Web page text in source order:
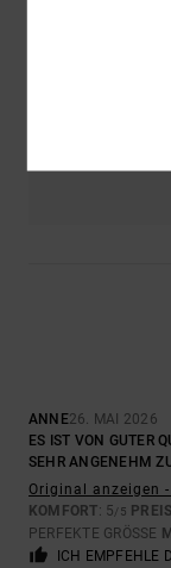
ANNE26. MAI 2026
ES IST VON GUTER
SEHR ANGENEHM
Original anzeigen
KOMFORT: 5/5
PERFEKTE GRÖSSE
ICH EMPFEHLE